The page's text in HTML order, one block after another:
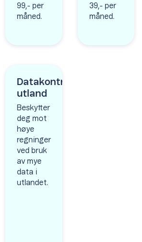
99,- per
måned.
39,- per
måned.
Datakontroll
utland
Beskytter
deg mot
høye
regninger
ved bruk
av mye
data i
utlandet.